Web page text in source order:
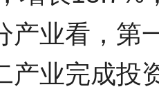
产业看，第
产业完成投